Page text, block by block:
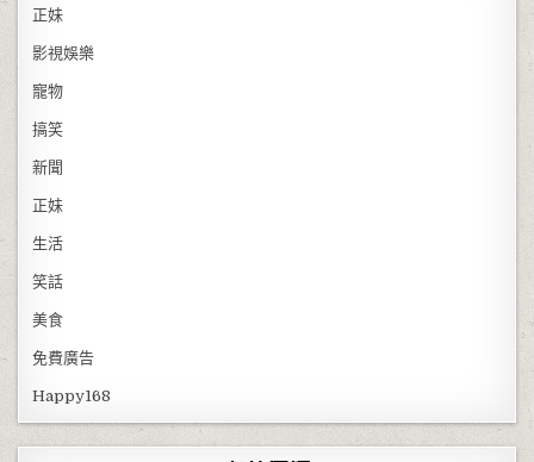
正妹
影視娛樂
寵物
搞笑
新聞
正妹
生活
笑話
美食
免費廣告
Happy168